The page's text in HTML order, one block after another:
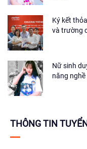
Ký kết
và trường
Nữ sinh
năng nghề
THÔNG TIN